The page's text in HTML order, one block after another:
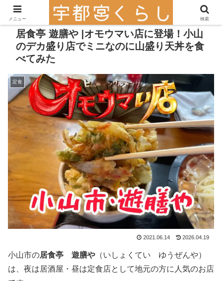
居食亭 遊膳や |オモウマい店に登場！小山
のデカ盛り店でミニなのに山盛り天丼を食
べてみた
定食
2021.06.14 2026.04.19
小山市の居食亭 遊膳や （いしょくてい ゆうぜんや）
は、夜は居酒屋・昼は定食店として地元の方に人気のお店
メニュー 検索